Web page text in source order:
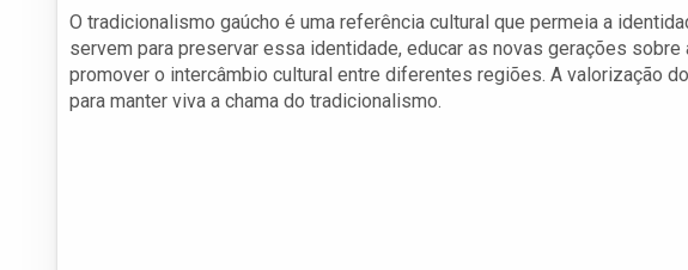
O tradicionalismo gaúcho é uma referência cultural que permeia a
servem para preservar essa identidade, educar as novas gerações sobre
promover o intercâmbio cultural entre diferentes regiões. A valorização
para manter viva a chama do tradicionalismo.